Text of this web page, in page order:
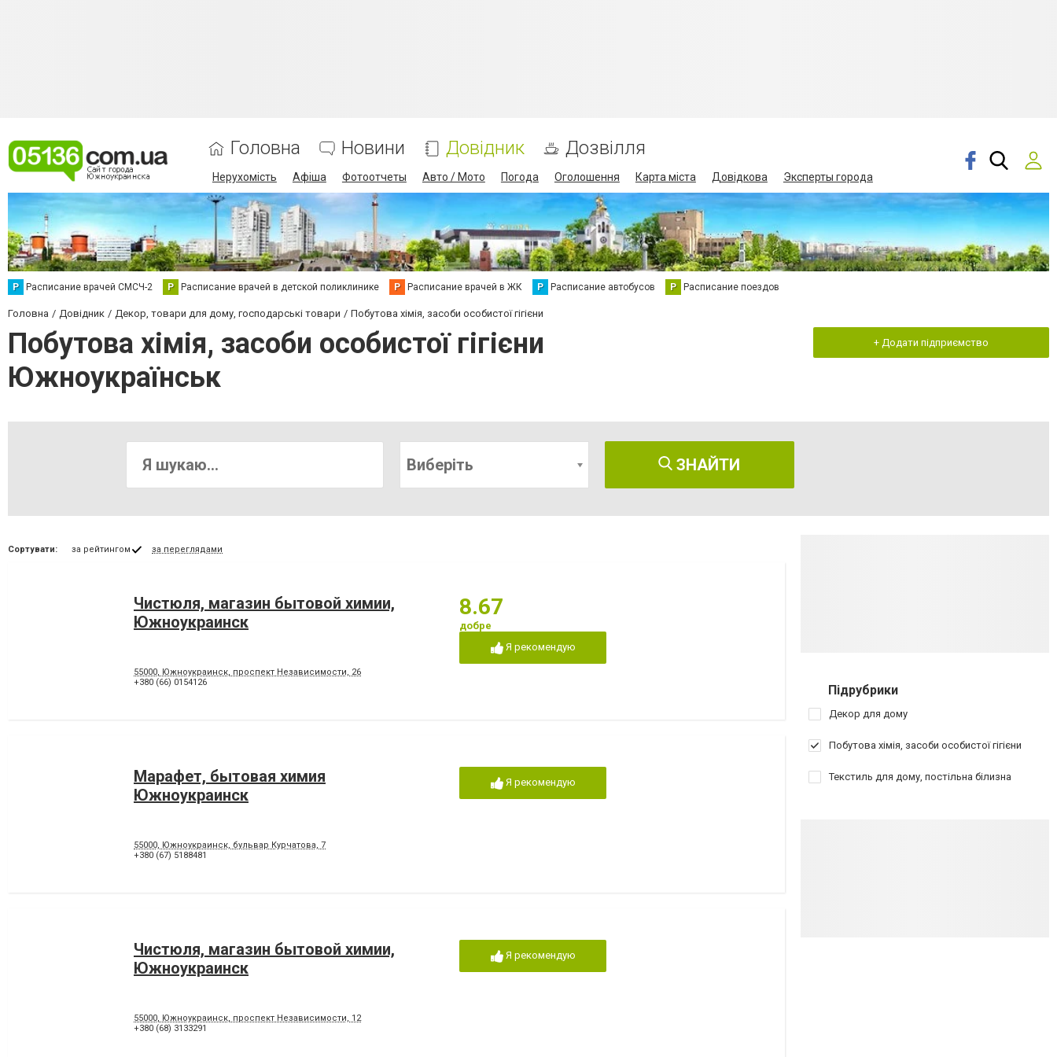
Головна Новини Довідник Дозвілля
Нерухомість Афіша Фотоотчеты Авто / Мото Погода Оголошення Карта міста Довідкова Эксперты города
Р Расписание врачей СМСЧ-2 Р Расписание врачей в детской поликлинике Р Расписание врачей в ЖК Р Расписание автобусов Р Расписание поездов
Головна Довідник Декор, товари для дому, господарські товари Побутова хімія, засоби особистої гігієни
Побутова хімія, засоби особистої гігієни
Южноукраїнськ
+ Додати підприємство
Виберіть ЗНАЙТИ
Сортувати: за рейтингом за переглядами
Чистюля, магазин бытовой химии,
Южноукраинск
55000, Южноукраинск, проспект Независимости, 26
+380 (66) 0154126
8.67
добре
Я рекомендую
Марафет, бытовая химия
Южноукраинск
55000, Южноукраинск, бульвар Курчатова, 7
+380 (67) 5188481
Я рекомендую
Чистюля, магазин бытовой химии,
Южноукраинск
55000, Южноукраинск, проспект Независимости, 12
+380 (68) 3133291
Я рекомендую
Підрубрики
Декор для дому
Побутова хімія, засоби особистої гігієни
Текстиль для дому, постільна білизна